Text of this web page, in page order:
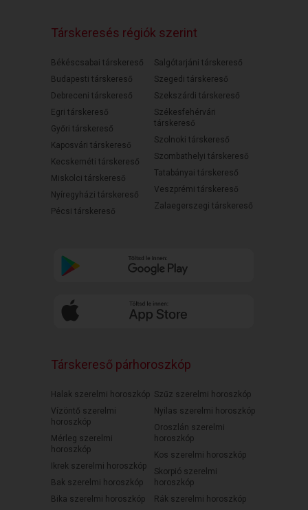
Társkeresés régiók szerint
Békéscsabai társkereső
Budapesti társkereső
Debreceni társkereső
Egri társkereső
Győri társkereső
Kaposvári társkereső
Kecskeméti társkereső
Miskolci társkereső
Nyíregyházi társkereső
Pécsi társkereső
Salgótarjáni társkereső
Szegedi társkereső
Szekszárdi társkereső
Székesfehérvári
társkereső
Szolnoki társkereső
Szombathelyi társkereső
Tatabányai társkereső
Veszprémi társkereső
Zalaegerszegi társkereső
Társkereső párhoroszkóp
Halak szerelmi horoszkóp
Vízöntő szerelmi
horoszkóp
Mérleg szerelmi
horoszkóp
Ikrek szerelmi horoszkóp
Bak szerelmi horoszkóp
Bika szerelmi horoszkóp
Szűz szerelmi horoszkóp
Nyilas szerelmi horoszkóp
Oroszlán szerelmi
horoszkóp
Kos szerelmi horoszkóp
Skorpió szerelmi
horoszkóp
Rák szerelmi horoszkóp